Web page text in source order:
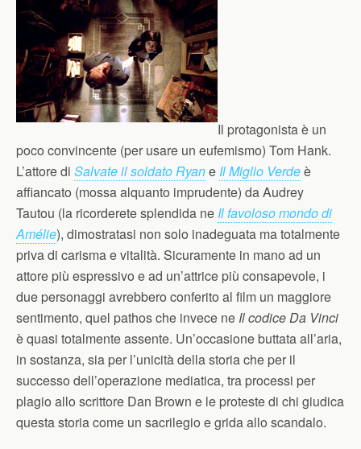
Il protagonista è un
poco convincente (per usare un eufemismo) Tom Hank.
L’attore di Salvate il soldato Ryane Il Miglio Verdeè
affiancato (mossa alquanto imprudente) da Audrey
Tautou (la ricorderete splendida ne Il favoloso mondo di
Amélie), dimostratasi non solo inadeguata ma totalmente
priva di carisma e vitalità. Sicuramente in mano ad un
attore più espressivo e ad un’attrice più consapevole, i
due personaggi avrebbero conferito al film un maggiore
sentimento, quel pathos che invece ne Il codice Da Vinci
è quasi totalmente assente. Un’occasione buttata all’aria,
in sostanza, sia per l’unicità della storia che per il
successo dell’operazione mediatica, tra processi per
plagio allo scrittore Dan Brown e le proteste di chi giudica
questa storia come un sacrilegio e grida allo scandalo.